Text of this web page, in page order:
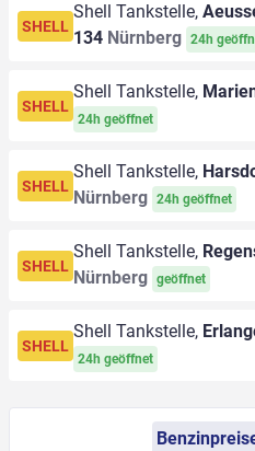
SHELL
Shell Tankstelle,
134 Nürnberg 24h
SHELL
Shell Tankstelle,
24h geöffnet
SHELL
Shell Tankstelle,
Nürnberg 24h geöffnet
SHELL
Shell Tankstelle,
Nürnberg geöffnet
SHELL
Shell Tankstelle,
24h geöffnet